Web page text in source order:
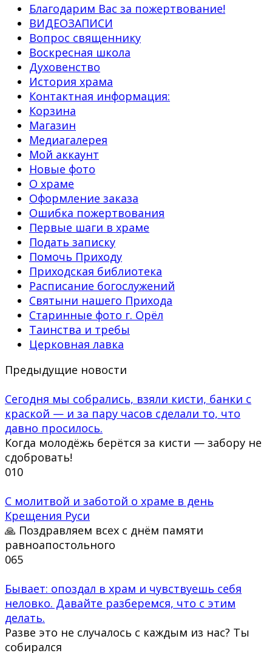
Благодарим Вас за пожертвование!
ВИДЕОЗАПИСИ
Вопрос священнику
Воскресная школа
Духовенство
История храма
Контактная информация:
Корзина
Магазин
Медиагалерея
Мой аккаунт
Новые фото
О храме
Оформление заказа
Ошибка пожертвования
Первые шаги в храме
Подать записку
Помочь Приходу
Приходская библиотека
Расписание богослужений
Святыни нашего Прихода
Старинные фото г. Орёл
Таинства и требы
Церковная лавка
Предыдущие новости
Сегодня мы собрались, взяли кисти, банки с
краской — и за пару часов сделали то, что
давно просилось.
Когда молодёжь берётся за кисти — забору не
сдобровать!
010
С молитвой и заботой о храме в день
Крещения Руси
🙏 Поздравляем всех с днём памяти
равноапостольного
065
Бывает: опоздал в храм и чувствуешь себя
неловко. Давайте разберемся, что с этим
делать.
Разве это не случалось с каждым из нас? Ты
собирался